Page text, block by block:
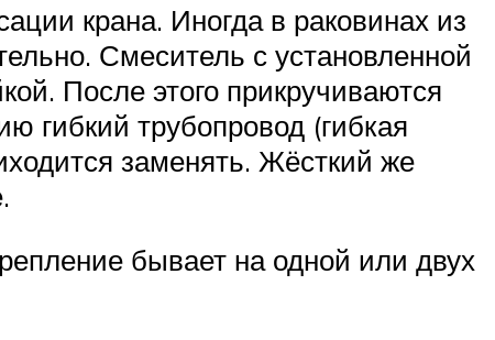
крана. Иногда в раковинах из
Смеситель с установленной
После этого прикручиваются
гибкий трубопровод (гибкая
заменять. Жёсткий же
бывает на одной или двух